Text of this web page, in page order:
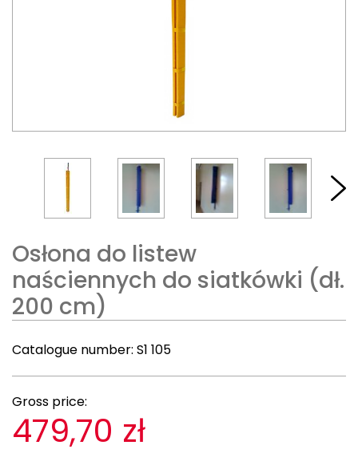
Osłona do listew
naściennych do siatkówki (dł.
200 cm)
Catalogue number: S1 105
Gross price:
479,70 zł